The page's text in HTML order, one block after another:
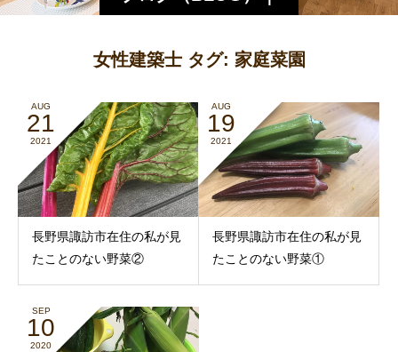
エルハウス
女性建築士 タグ: 家庭菜園
AUG
21
2021
長野県諏訪市在住の私が見
たことのない野菜②
AUG
19
2021
長野県諏訪市在住の私が見
たことのない野菜①
SEP
10
2020